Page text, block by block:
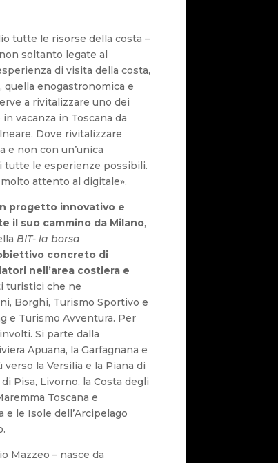
tutte le risorse della costa –
soltanto legate al
di visita della costa,
enogastronomica e
a rivitalizzare uno dei
vacanza in Toscana da
Dove rivitalizzare
e non con un’unica
tutte le esperienze possibili.
attento al digitale».
progetto innovativo e
il suo cammino da Milano,
BIT- la borsa
concreto di
nell’area costiera e
turistici che ne
Borghi, Turismo Sportivo e
e Turismo Avventura. Per
Si parte dalla
Apuana, la Garfagnana e
verso la Versilia e la Piana di
Pisa, Livorno, la Costa degli
Toscana e
e le Isole dell’Arcipelago
Mazzeo – nasce da